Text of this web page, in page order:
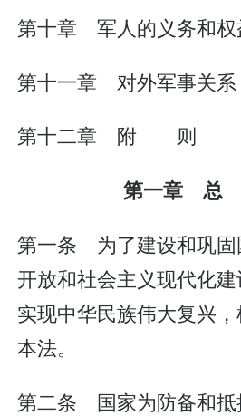
第十章 军人的义务和权
第十一章 对外军事关系
第十二章 附 则
第一章
第一条 为了建设和巩固
开放和社会主义现代化建
实现中华民族伟大复兴
本法。
第二条 国家为防备和抵